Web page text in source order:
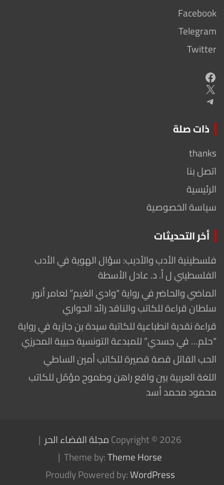
Facebook
Telegram
Twitter
Facebook
X
Telegram
ذات صلة
thanks
اتصل بنا
الرئيسية
سياسة الخصوصية
أخر التحديثات
فلسطينية الأدب والأديب: سؤال الهوية في الأدب
الفلسطيني ل أ. د. عادل الأسطة
الماضي والحاضر في رواية “وادي الغيم” لعامر أنور
سلطان قراءة للكاتب والناقد رائد الحواري
قراءة نقدية انطباعية للكاتبة سيدة بن جازية في رواية
“حلم… في جسدي” للمبدعة التونسية حبيبة المحرزي
الحب القاتل قصة قصيرة للكاتب أمين الساطي
اللغة العربية بين واقع راهن وطموح مؤمّل للكاتب
محمود محمد أسد
Copyright © 2026مجلة الفضاء الحر
Theme by:Theme Horse
Proudly Powered by:WordPress